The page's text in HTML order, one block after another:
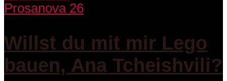
Prosanova 26
Willst du mit mir Lego
bauen, Ana Tcheishvili?